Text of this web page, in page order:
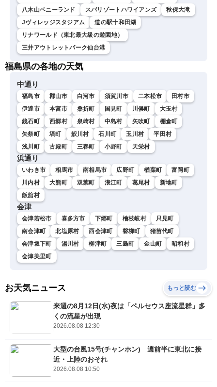
八木山ベニーランド
スパリゾートハワイアンズ
秋保大滝
Jヴィレッジスタジアム
道の駅十和田湖
リナワールド（東北最大級の遊園地）
三井アウトレットパーク仙台港
福島県の各地の天気
中通り
福島市 郡山市 白河市 須賀川市 二本松市
田村市
伊達市
本宮市 桑折町 国見町 川俣町
大玉村
鏡石町
西郷村 泉崎村 中島村 矢吹町
棚倉町
矢祭町
塙町 鮫川村 石川町 玉川村
平田村
浅川町
古殿町 三春町 小野町 天栄村
浜通り
いわき市 相馬市 南相馬市 広野町 楢葉町
富岡町
川内村
大熊町 双葉町 浪江町 葛尾村
新地町
飯舘村
会津
会津若松市 喜多方市 下郷町 檜枝岐村
只見町
南会津町
北塩原村 西会津町 磐梯町
猪苗代町
会津坂下町
湯川村 柳津町 三島町 金山町
昭和村
会津美里町
お天気ニュース もっと読む
来週の8月12日(水)夜は「ペルセウス座流星群」多
くの流星が出現
2026.08.08 12:30
大型の台風15号(チャンホン) 週前半に東北に接
近・上陸のおそれ
2026.08.08 10:50